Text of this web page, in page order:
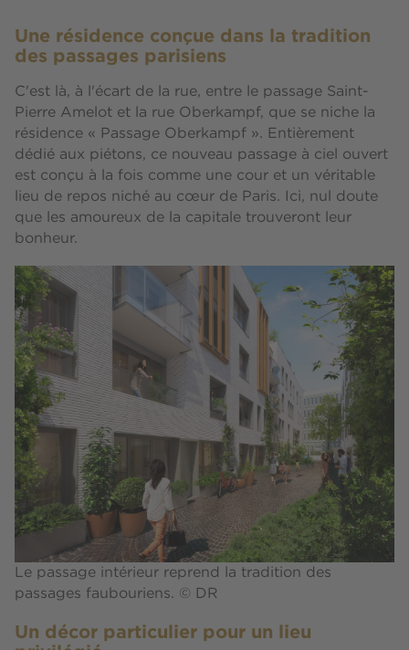
Une résidence conçue dans la tradition
des passages parisiens
C'est là, à l'écart de la rue, entre le passage Saint-
Pierre Amelot et la rue Oberkampf, que se niche la
résidence « Passage Oberkampf ». Entièrement
dédié aux piétons, ce nouveau passage à ciel ouvert
est conçu à la fois comme une cour et un véritable
lieu de repos niché au cœur de Paris. Ici, nul doute
que les amoureux de la capitale trouveront leur
bonheur.
Le passage intérieur reprend la tradition des
passages faubouriens. © DR
Un décor particulier pour un lieu